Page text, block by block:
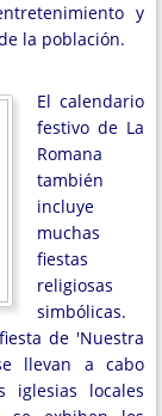
y
la población.
El calendario
festivo de La
Romana
también
incluye
muchas
fiestas
religiosas
simbólicas.
de 'Nuestra
llevan a cabo
iglesias locales